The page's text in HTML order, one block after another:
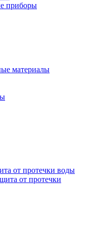
приборы
материалы
от протечки воды
от протечки